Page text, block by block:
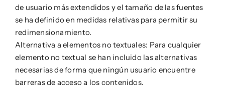
de usuario más extendidos y el tamaño de las fuentes
se ha definido en medidas relativas para permitir su
redimensionamiento.
Alternativa a elementos no textuales: Para cualquier
elemento no textual se han incluido las alternativas
necesarias de forma que ningún usuario encuentre
barreras de acceso a los contenidos.